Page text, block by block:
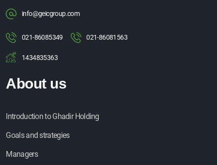
info@geicgroup.com
021-86085349 021-86081563
1434835363
About us
Introduction to Ghadir Holding
Goals and strategies
Managers